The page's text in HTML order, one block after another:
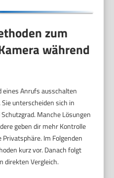
zum
während
eines Anrufs ausschalten
unterscheiden sich in
Manche Lösungen
geben dir mehr Kontrolle
Im Folgenden
kurz vor. Danach folgt
direkten Vergleich.